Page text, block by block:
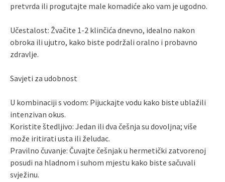
pretvrda ili progutajte male komadiće ako vam je ugodno.
Učestalost: Žvačite 1-2 klinčića dnevno, idealno nakon
obroka ili ujutro, kako biste podržali oralno i probavno
zdravlje.
Savjeti za udobnost
U kombinaciji s vodom: Pijuckajte vodu kako biste ublažili
intenzivan okus.
Koristite štedljivo: Jedan ili dva češnja su dovoljna; više
može iritirati usta ili želudac.
Pravilno čuvanje: Čuvajte češnjak u hermetički zatvorenoj
posudi na hladnom i suhom mjestu kako biste sačuvali
svježinu.